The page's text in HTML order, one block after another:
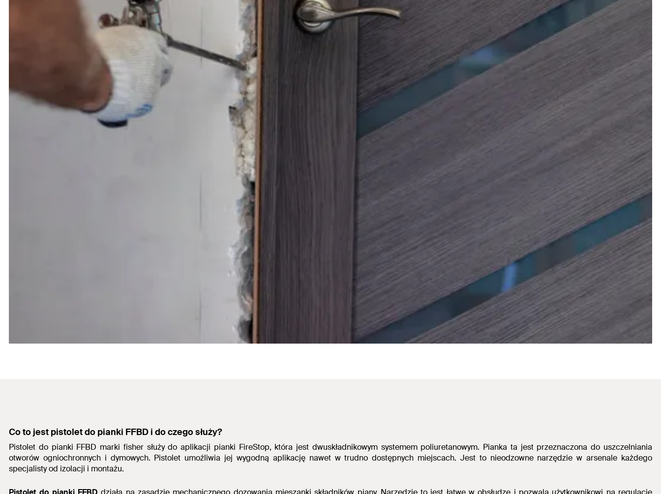
Co to jest pistolet do pianki FFBD i do czego służy?
Pistolet do pianki FFBD marki fisher służy do aplikacji pianki FireStop, która jest dwuskładnikowym systemem poliuretanowym. Pianka ta jest przeznaczona do uszczelniania
otworów ogniochronnych i dymowych. Pistolet umożliwia jej wygodną aplikację nawet w trudno dostępnych miejscach. Jest to nieodzowne narzędzie w arsenale każdego
specjalisty od izolacji i montażu.